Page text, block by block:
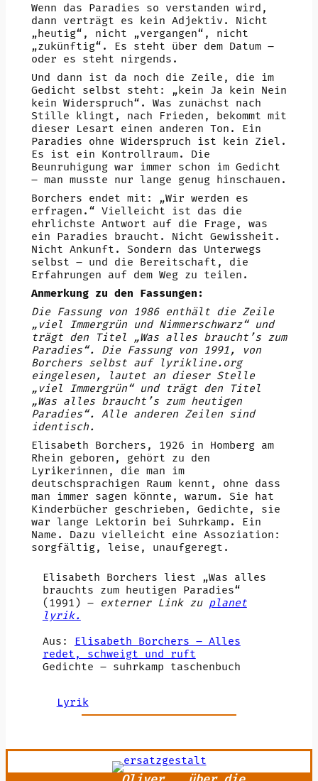
Wenn das Paradies so verstanden wird,
dann verträgt es kein Adjektiv. Nicht
„heutig“, nicht „vergangen“, nicht
„zukünftig“. Es steht über dem Datum –
oder es steht nirgends.
Und dann ist da noch die Zeile, die im
Gedicht selbst steht: „kein Ja kein Nein
kein Widerspruch“. Was zunächst nach
Stille klingt, nach Frieden, bekommt mit
dieser Lesart einen anderen Ton. Ein
Paradies ohne Widerspruch ist kein Ziel.
Es ist ein Kontrollraum. Die
Beunruhigung war immer schon im Gedicht
– man musste nur lange genug hinschauen.
Borchers endet mit: „Wir werden es
erfragen.“ Vielleicht ist das die
ehrlichste Antwort auf die Frage, was
ein Paradies braucht. Nicht Gewissheit.
Nicht Ankunft. Sondern das Unterwegs
selbst – und die Bereitschaft, die
Erfahrungen auf dem Weg zu teilen.
Anmerkung zu den Fassungen:
Die Fassung von 1986 enthält die Zeile
„viel Immergrün und Nimmerschwarz“ und
trägt den Titel „Was alles braucht’s zum
Paradies“. Die Fassung von 1991, von
Borchers selbst auf lyrikline.org
eingelesen, lautet an dieser Stelle
„viel Immergrün“ und trägt den Titel
„Was alles braucht’s zum heutigen
Paradies“. Alle anderen Zeilen sind
identisch.
Elisabeth Borchers, 1926 in Homberg am
Rhein geboren, gehört zu den
Lyrikerinnen, die man im
deutschsprachigen Raum kennt, ohne dass
man immer sagen könnte, warum. Sie hat
Kinderbücher geschrieben, Gedichte, sie
war lange Lektorin bei Suhrkamp. Ein
Name. Dazu vielleicht eine Assoziation:
sorgfältig, leise, unaufgeregt.
Elisabeth Borchers liest „Was alles
brauchts zum heutigen Paradies“
(1991) – externer Link zu planet
lyrik.
Aus: Elisabeth Borchers – Alles
redet, schweigt und ruft
Gedichte – suhrkamp taschenbuch
Lyrik